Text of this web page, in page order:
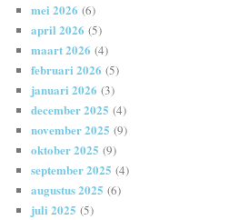
mei 2026 (6)
april 2026 (5)
maart 2026 (4)
februari 2026 (5)
januari 2026 (3)
december 2025 (4)
november 2025 (9)
oktober 2025 (9)
september 2025 (4)
augustus 2025 (6)
juli 2025 (5)